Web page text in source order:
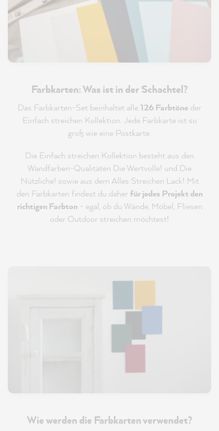
Farbkarten: Was ist in der Schachtel?
Das Farbkarten-Set beinhaltet alle126 Farbtöne der
Einfach streichen Kollektion. Jede Farbkarte ist so
groß wie eine Postkarte.
Die Einfach streichen Kollektion besteht aus den
Wandfarben-Qualitäten Die Wertvolle! und Die
Nützliche! sowie aus dem Alles Streichen Lack! Mit
den Farbkarten findest du daher für jedes Projekt den
richtigen Farbton - egal, ob du Wände, Möbel, Fliesen
oder Outdoor streichen möchtest!
Wie werden die Farbkarten verwendet?